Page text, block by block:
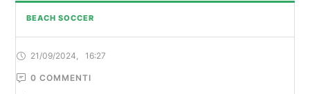
BEACH SOCCER
21/09/2024, 16:27
0 COMMENTI